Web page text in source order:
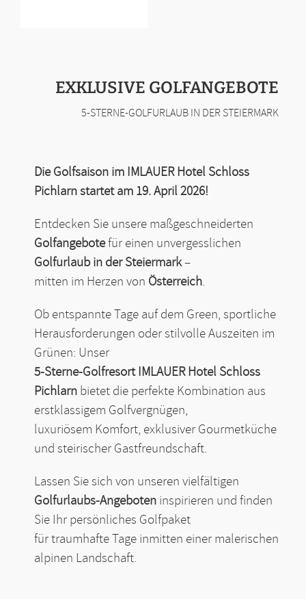
EXKLUSIVE GOLFANGEBOTE
5-STERNE-GOLFURLAUB IN DER STEIERMARK
Die Golfsaison im IMLAUER Hotel Schloss
Pichlarn startet am 19. April 2026!
Entdecken Sie unsere maßgeschneiderten
Golfangebotefür einen unvergesslichen
Golfurlaub in der Steiermark–
mitten im Herzen von Österreich.
Ob entspannte Tage auf dem Green, sportliche
Herausforderungen oder stilvolle Auszeiten im
Grünen: Unser
5-Sterne-Golfresort IMLAUER Hotel Schloss
Pichlarnbietet die perfekte Kombination aus
erstklassigem Golfvergnügen,
luxuriösem Komfort, exklusiver Gourmetküche
und steirischer Gastfreundschaft.
Lassen Sie sich von unseren vielfältigen
Golfurlaubs-Angeboteninspirieren und finden
Sie Ihr persönliches Golfpaket
für traumhafte Tage inmitten einer malerischen
alpinen Landschaft.